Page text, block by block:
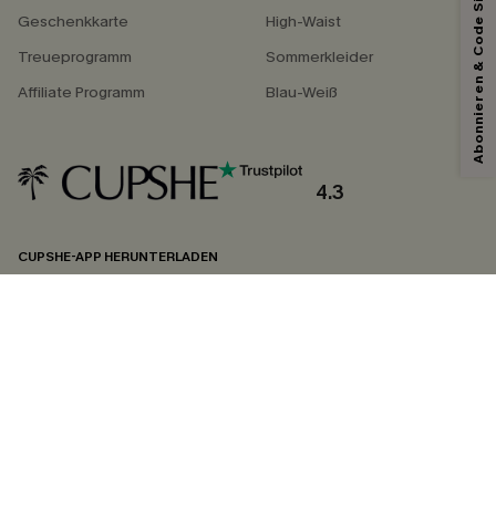
Geschenkkarte
Treueprogramm
Affiliate Programm
High-Waist
Sommerkleider
Blau-Weiß
4.3
CUPSHE-APP HERUNTERLADEN
*Ein Code pro Bestellung. Jeder Code ist einmal gültig.
undDatenschutzbestimmungen. Sie können sich jederzeit abmelden.
Abonnieren & Code Sichern